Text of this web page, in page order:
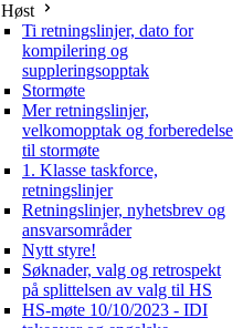
Høst
Ti retningslinjer, dato for
kompilering og
suppleringsopptak
Stormøte
Mer retningslinjer,
velkomopptak og forberedelse
til stormøte
1. Klasse taskforce,
retningslinjer
Retningslinjer, nyhetsbrev og
ansvarsområder
Nytt styre!
Søknader, valg og retrospekt
på splittelsen av valg til HS
HS-møte 10/10/2023 - IDI